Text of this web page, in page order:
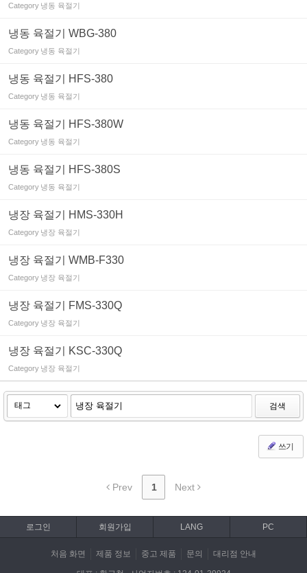
Category 냉동 육절기
냉동 육절기 WBG-380
Category 냉동 육절기
냉동 육절기 HFS-380
Category 냉동 육절기
냉동 육절기 HFS-380W
Category 냉동 육절기
냉동 육절기 HFS-380S
Category 냉동 육절기
냉장 육절기 HMS-330H
Category 냉장 육절기
냉장 육절기 WMB-F330
Category 냉장 육절기
냉장 육절기 FMS-330Q
Category 냉장 육절기
냉장 육절기 KSC-330Q
Category 냉장 육절기
검색
쓰기
Prev 1 Next
로그인 회원가입 LANG PC
처음 화면 제품 정보 중고 제품 문의 대리점 안내